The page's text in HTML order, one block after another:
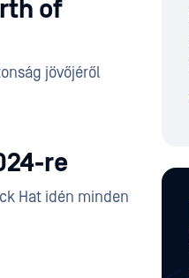
of
jövőjéről
re
Hat idén minden